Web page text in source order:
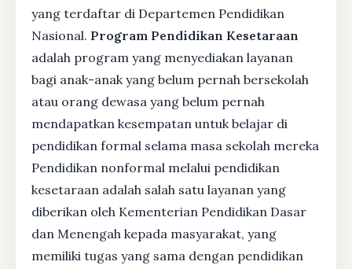
yang terdaftar di Departemen Pendidikan
Nasional. Program Pendidikan Kesetaraan
adalah program yang menyediakan layanan
bagi anak-anak yang belum pernah bersekolah
atau orang dewasa yang belum pernah
mendapatkan kesempatan untuk belajar di
pendidikan formal selama masa sekolah mereka
Pendidikan nonformal melalui pendidikan
kesetaraan adalah salah satu layanan yang
diberikan oleh Kementerian Pendidikan Dasar
dan Menengah kepada masyarakat, yang
memiliki tugas yang sama dengan pendidikan